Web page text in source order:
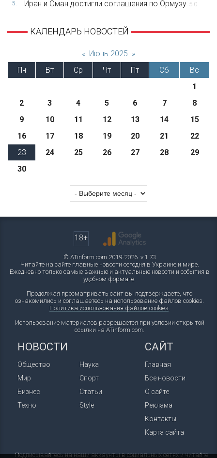
5. Иран и Оман достигли соглашения по Ормузу 5.0
КАЛЕНДАРЬ НОВОСТЕЙ
« Июнь 2025 »
Пн
Вт Ср Чт Пт Сб
Вс
1
2
3 4 5 6 7
8
9
10 11 12 13 14
15
16
17 18 19 20 21
22
23
24 25 26 27 28
29
30
18+
© ATinform.com 2019-2026. v.1.73
Читайте на сайте главные новости сегодня в Украине и мире.
Ежедневно только самые важные и актуальные новости и события в
удобном формате.
Продолжая просматривать сайт вы подтверждаете, что
ознакомились и соглашаетесь на использование файлов cookies.
Политика использования файлов cookies.
Использование материалов разрешается при условии открытой
ссылки на ATinform.com.
НОВОСТИ
Общество
Мир
Бизнес
Техно
Наука
Спорт
Статьи
Style
САЙТ
Главная
Все новости
О сайте
Реклама
Контакты
Карта сайта
Подписывайтесь на наши аккаунты в социальных сетях и читайте